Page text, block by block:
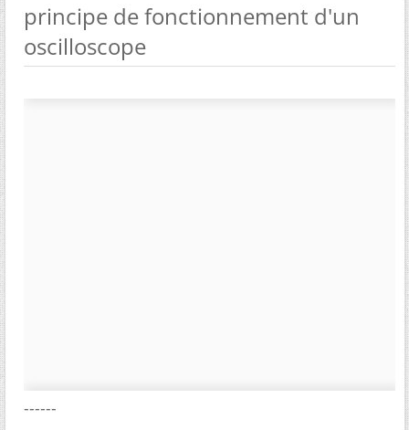
principe de fonctionnement d'un
oscilloscope
------